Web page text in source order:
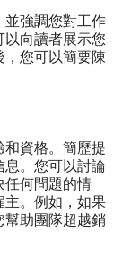
並強調您對工作
向讀者展示您
，您可以簡要陳
資格。簡歷提
息。您可以討論
任何問題的情
主。例如，如果
幫助團隊超越銷